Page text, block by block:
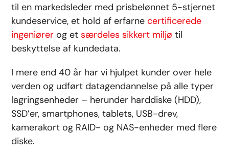
til en markedsleder med prisbelønnet 5-stjernet
kundeservice, et hold af erfarnecertificerede
ingeniører og etsærdeles sikkert miljø til
beskyttelse af kundedata.
I mere end 40 år har vi hjulpet kunder over hele
verden og udført datagendannelse på alle typer
lagringsenheder – herunder harddiske (HDD),
SSD’er, smartphones, tablets, USB-drev,
kamerakort og RAID- og NAS-enheder med flere
diske.